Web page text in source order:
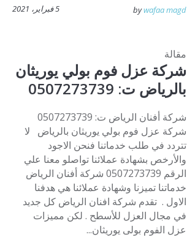
5 فبراير، 2021 bywafaa magd
مقالة
شركة عزل فوم بولي يوريثان
بالرياض ت: 0507273739
شركة أفنان الرياض ت: 0507273739
شركة عزل فوم بولي يوريثان بالرياض لا
تتردد في طلب خدماتنا فنحن الاجود
والأرخص بشهادة عملائنا تواصلو معنا علي
الرقم 0507273739 شركة أفنان الرياض
خدماتنا تميزنا وشهادة عملائنا هي هدفنا
الاول . تقدم شركة افنان الرياض كل جديد
في مجال العزل للأسطح . لكن مميزات
عزل الفوم بولى يوريثان...